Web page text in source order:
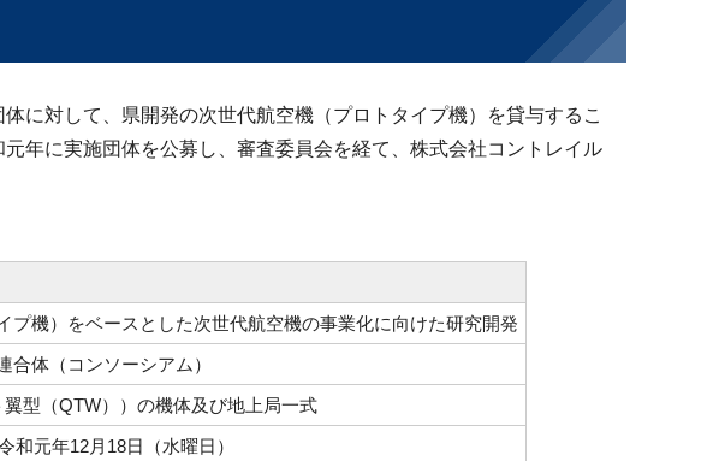
に対して、県開発の次世代航空機（プロトタイプ機）を貸与するこ
年に実施団体を公募し、審査委員会を経て、株式会社コントレイル
プ機）をベースとした次世代航空機の事業化に向けた研究開発
体（コンソーシアム）
型（QTW））の機体及び地上局一式
和元年12月18日（水曜日）